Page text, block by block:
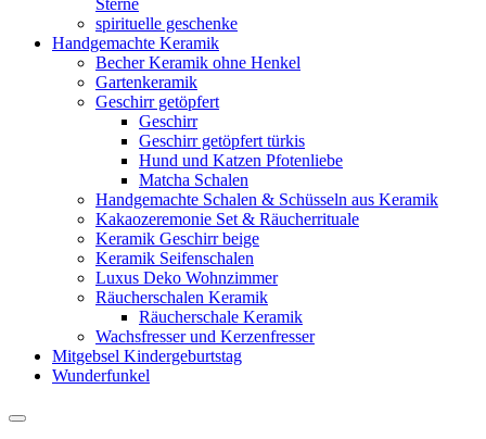
Sterne
spirituelle geschenke
Handgemachte Keramik
Becher Keramik ohne Henkel
Gartenkeramik
Geschirr getöpfert
Geschirr
Geschirr getöpfert türkis
Hund und Katzen Pfotenliebe
Matcha Schalen
Handgemachte Schalen & Schüsseln aus Keramik
Kakaozeremonie Set & Räucherrituale
Keramik Geschirr beige
Keramik Seifenschalen
Luxus Deko Wohnzimmer
Räucherschalen Keramik
Räucherschale Keramik
Wachsfresser und Kerzenfresser
Mitgebsel Kindergeburtstag
Wunderfunkel